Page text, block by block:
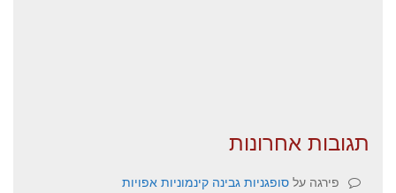
תגובות אחרונות
פירגה על סופגניות גבינה קינמוניות אפויות